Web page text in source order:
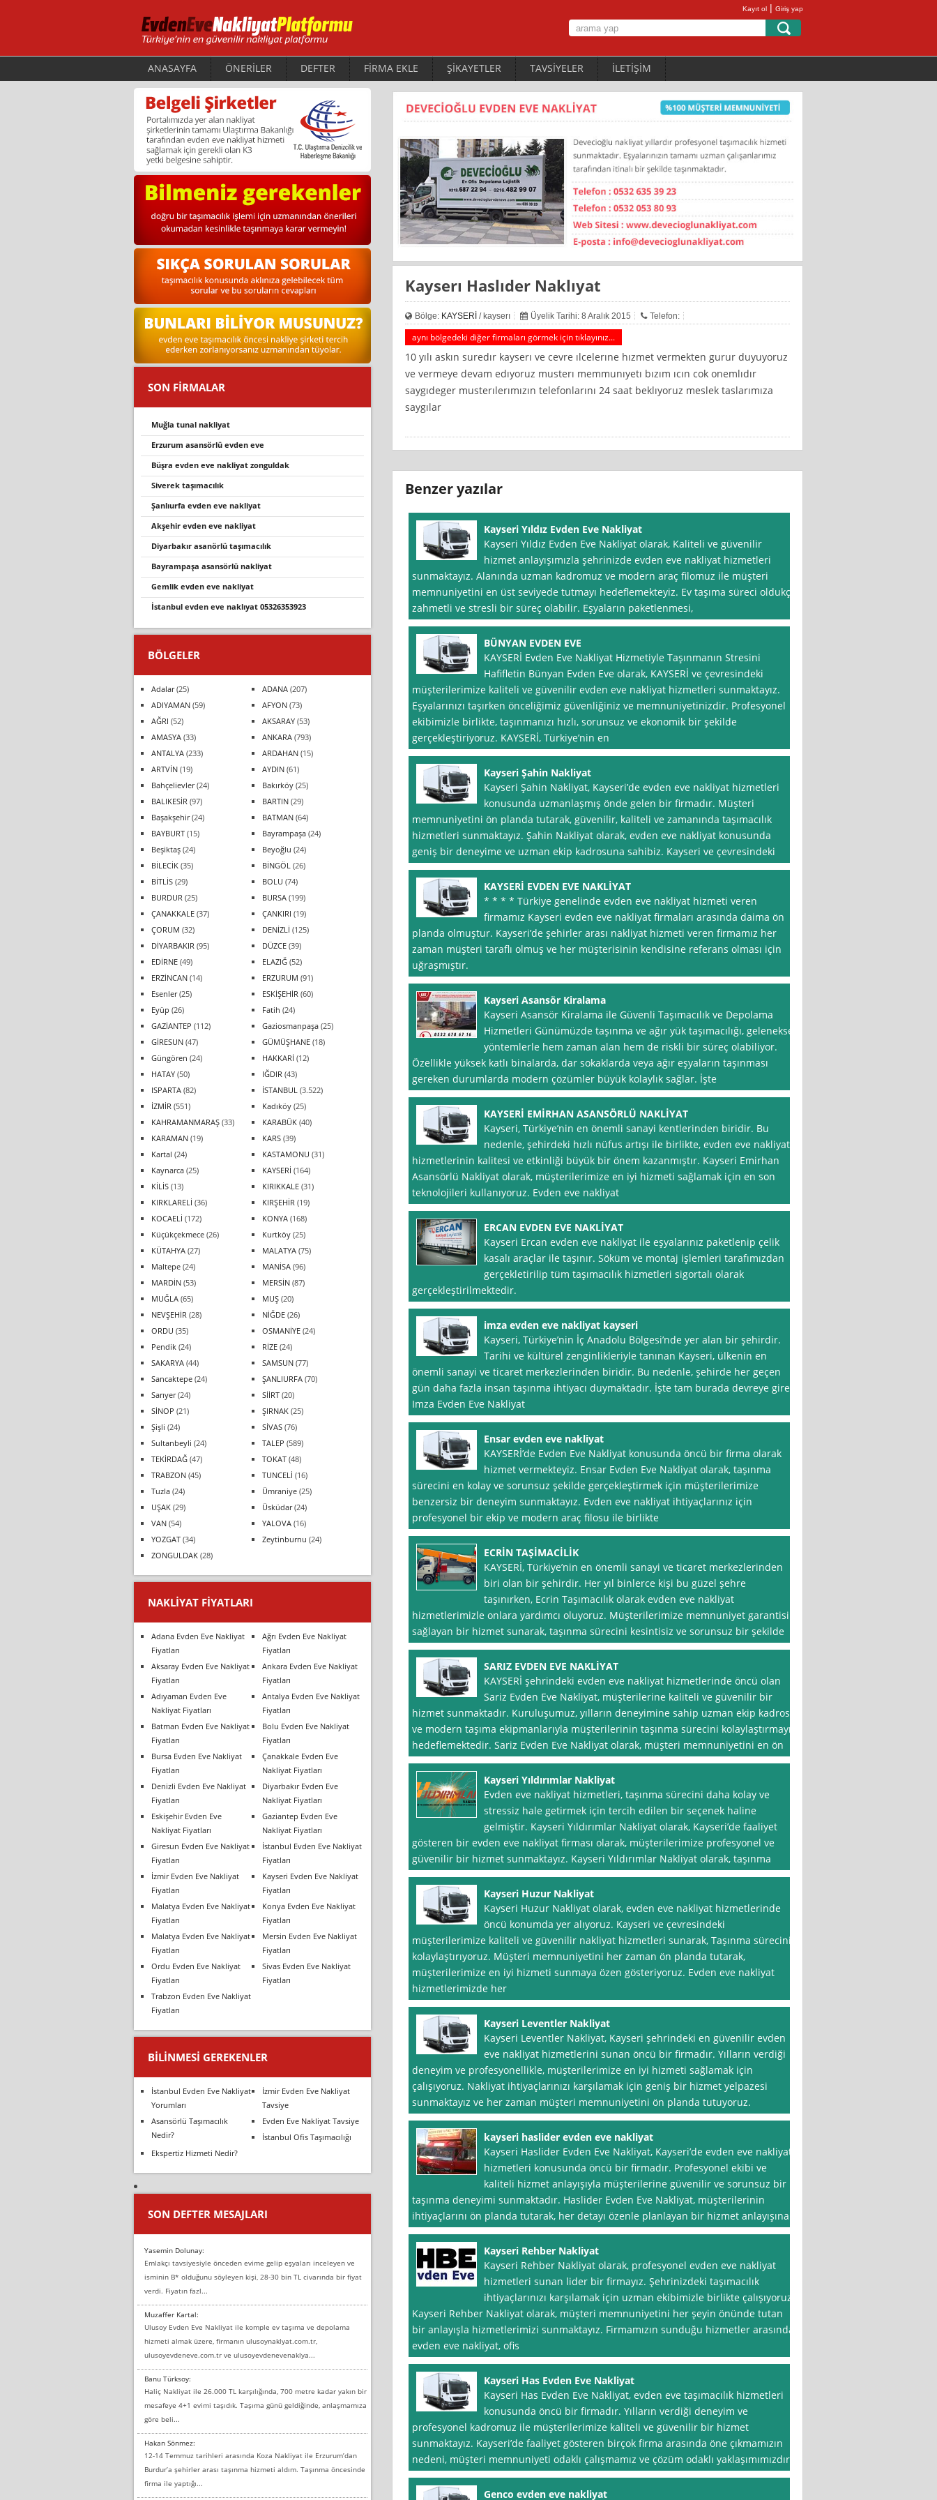
Kayıt ol | Giriş yap
ANASAYFA ÖNERİLER DEFTER FİRMA EKLE ŞİKAYETLER TAVSİYELER İLETİŞİM
Kayserı Haslıder Naklıyat
Bölge: KAYSERİ / kayserı Üyelik Tarihi: 8 Aralık 2015 Telefon:
aynı bölgedeki diğer firmaları görmek için tıklayınız...
10 yılı askın suredır kayserı ve cevre ılcelerıne hızmet vermekten gurur duyuyoruz
ve vermeye devam edıyoruz musterı memmunıyetı bızım ıcın cok onemlıdır
saygıdeger musterılerımızın telefonlarını 24 saat beklıyoruz meslek taslarımıza
saygılar
Benzer yazılar
Kayseri Yıldız Evden Eve Nakliyat
Kayseri Yıldız Evden Eve Nakliyat olarak, Kaliteli ve güvenilir
hizmet anlayışımızla şehrinizde evden eve nakliyat hizmetleri
sunmaktayız. Alanında uzman kadromuz ve modern araç filomuz ile müşteri
memnuniyetini en üst seviyede tutmayı hedeflemekteyiz. Ev taşıma süreci oldukça
zahmetli ve stresli bir süreç olabilir. Eşyaların paketlenmesi,
BÜNYAN EVDEN EVE
KAYSERİ Evden Eve Nakliyat Hizmetiyle Taşınmanın Stresini
Hafifletin Bünyan Evden Eve olarak, KAYSERİ ve çevresindeki
müşterilerimize kaliteli ve güvenilir evden eve nakliyat hizmetleri sunmaktayız.
Eşyalarınızı taşırken önceliğimiz güvenliğiniz ve memnuniyetinizdir. Profesyonel
ekibimizle birlikte, taşınmanızı hızlı, sorunsuz ve ekonomik bir şekilde
gerçekleştiriyoruz. KAYSERİ, Türkiye’nin en
Kayseri Şahin Nakliyat
Kayseri Şahin Nakliyat, Kayseri’de evden eve nakliyat hizmetleri
konusunda uzmanlaşmış önde gelen bir firmadır. Müşteri
memnuniyetini ön planda tutarak, güvenilir, kaliteli ve zamanında taşımacılık
hizmetleri sunmaktayız. Şahin Nakliyat olarak, evden eve nakliyat konusunda
geniş bir deneyime ve uzman ekip kadrosuna sahibiz. Kayseri ve çevresindeki
KAYSERİ EVDEN EVE NAKLİYAT
* * * * Türkiye genelinde evden eve nakliyat hizmeti veren
firmamız Kayseri evden eve nakliyat firmaları arasında daima ön
planda olmuştur. Kayseri’de şehirler arası nakliyat hizmeti veren firmamız her
zaman müşteri taraflı olmuş ve her müşterisinin kendisine referans olması için
uğraşmıştır.
Kayseri Asansör Kiralama
Kayseri Asansör Kiralama ile Güvenli Taşımacılık ve Depolama
Hizmetleri Günümüzde taşınma ve ağır yük taşımacılığı, geleneksel
yöntemlerle hem zaman alan hem de riskli bir süreç olabiliyor.
Özellikle yüksek katlı binalarda, dar sokaklarda veya ağır eşyaların taşınması
gereken durumlarda modern çözümler büyük kolaylık sağlar. İşte
KAYSERİ EMİRHAN ASANSÖRLÜ NAKLİYAT
Kayseri, Türkiye’nin en önemli sanayi kentlerinden biridir. Bu
nedenle, şehirdeki hızlı nüfus artışı ile birlikte, evden eve nakliyat
hizmetlerinin kalitesi ve etkinliği büyük bir önem kazanmıştır. Kayseri Emirhan
Asansörlü Nakliyat olarak, müşterilerimize en iyi hizmeti sağlamak için en son
teknolojileri kullanıyoruz. Evden eve nakliyat
ERCAN EVDEN EVE NAKLİYAT
Kayseri Ercan evden eve nakliyat ile eşyalarınız paketlenip çelik
kasalı araçlar ile taşınır. Söküm ve montaj işlemleri tarafımızdan
gerçekletirilip tüm taşımacılık hizmetleri sigortalı olarak
gerçekleştirilmektedir.
imza evden eve nakliyat kayseri
Kayseri, Türkiye’nin İç Anadolu Bölgesi’nde yer alan bir şehirdir.
Tarihi ve kültürel zenginlikleriyle tanınan Kayseri, ülkenin en
önemli sanayi ve ticaret merkezlerinden biridir. Bu nedenle, şehirde her geçen
gün daha fazla insan taşınma ihtiyacı duymaktadır. İşte tam burada devreye giren
Imza Evden Eve Nakliyat
Ensar evden eve nakliyat
KAYSERİ’de Evden Eve Nakliyat konusunda öncü bir firma olarak
hizmet vermekteyiz. Ensar Evden Eve Nakliyat olarak, taşınma
sürecini en kolay ve sorunsuz şekilde gerçekleştirmek için müşterilerimize
benzersiz bir deneyim sunmaktayız. Evden eve nakliyat ihtiyaçlarınız için
profesyonel bir ekip ve modern araç filosu ile birlikte
ECRİN TAŞİMACİLİK
KAYSERİ, Türkiye’nin en önemli sanayi ve ticaret merkezlerinden
biri olan bir şehirdir. Her yıl binlerce kişi bu güzel şehre
taşınırken, Ecrin Taşımacılık olarak evden eve nakliyat
hizmetlerimizle onlara yardımcı oluyoruz. Müşterilerimize memnuniyet garantisi
sağlayan bir hizmet sunarak, taşınma sürecini kesintisiz ve sorunsuz bir şekilde
SARIZ EVDEN EVE NAKLİYAT
KAYSERİ şehrindeki evden eve nakliyat hizmetlerinde öncü olan
Sariz Evden Eve Nakliyat, müşterilerine kaliteli ve güvenilir bir
hizmet sunmaktadır. Kuruluşumuz, yılların deneyimine sahip uzman ekip kadrosu
ve modern taşıma ekipmanlarıyla müşterilerinin taşınma sürecini kolaylaştırmayı
hedeflemektedir. Sariz Evden Eve Nakliyat olarak, müşteri memnuniyetini en ön
Kayseri Yıldırımlar Nakliyat
Evden eve nakliyat hizmetleri, taşınma sürecini daha kolay ve
stressiz hale getirmek için tercih edilen bir seçenek haline
gelmiştir. Kayseri Yıldırımlar Nakliyat olarak, Kayseri’de faaliyet
gösteren bir evden eve nakliyat firması olarak, müşterilerimize profesyonel ve
güvenilir bir hizmet sunmaktayız. Kayseri Yıldırımlar Nakliyat olarak, taşınma
Kayseri Huzur Nakliyat
Kayseri Huzur Nakliyat olarak, evden eve nakliyat hizmetlerinde
öncü konumda yer alıyoruz. Kayseri ve çevresindeki
müşterilerimize kaliteli ve güvenilir nakliyat hizmetleri sunarak, Taşınma sürecini
kolaylaştırıyoruz. Müşteri memnuniyetini her zaman ön planda tutarak,
müşterilerimize en iyi hizmeti sunmaya özen gösteriyoruz. Evden eve nakliyat
hizmetlerimizde her
Kayseri Leventler Nakliyat
Kayseri Leventler Nakliyat, Kayseri şehrindeki en güvenilir evden
eve nakliyat hizmetlerini sunan öncü bir firmadır. Yılların verdiği
deneyim ve profesyonellikle, müşterilerimize en iyi hizmeti sağlamak için
çalışıyoruz. Nakliyat ihtiyaçlarınızı karşılamak için geniş bir hizmet yelpazesi
sunmaktayız ve her zaman müşteri memnuniyetini ön planda tutuyoruz.
kayseri haslider evden eve nakliyat
Kayseri Haslider Evden Eve Nakliyat, Kayseri’de evden eve nakliyat
hizmetleri konusunda öncü bir firmadır. Profesyonel ekibi ve
kaliteli hizmet anlayışıyla müşterilerine güvenilir ve sorunsuz bir
taşınma deneyimi sunmaktadır. Haslider Evden Eve Nakliyat, müşterilerinin
ihtiyaçlarını ön planda tutarak, her detayı özenle planlayan bir hizmet anlayışına
Kayseri Rehber Nakliyat
Kayseri Rehber Nakliyat olarak, profesyonel evden eve nakliyat
hizmetleri sunan lider bir firmayız. Şehrinizdeki taşımacılık
ihtiyaçlarınızı karşılamak için uzman ekibimizle birlikte çalışıyoruz.
Kayseri Rehber Nakliyat olarak, müşteri memnuniyetini her şeyin önünde tutan
bir anlayışla hizmetlerimizi sunmaktayız. Firmamızın sunduğu hizmetler arasında,
evden eve nakliyat, ofis
Kayseri Has Evden Eve Nakliyat
Kayseri Has Evden Eve Nakliyat, evden eve taşımacılık hizmetleri
konusunda öncü bir firmadır. Yılların verdiği deneyim ve
profesyonel kadromuz ile müşterilerimize kaliteli ve güvenilir bir hizmet
sunmaktayız. Kayseri’de faaliyet gösteren birçok firma arasında öne çıkmamızın
nedeni, müşteri memnuniyeti odaklı çalışmamız ve çözüm odaklı yaklaşımımızdır.
Genco evden eve nakliyat
SON FİRMALAR
muğla tunal nakliyat
erzurum asansörlü evden eve
büşra evden eve nakliyat zonguldak
si̇verek taşimacilik
şanlıurfa evden eve nakliyat
akşehir evden eve nakliyat
diyarbakır asanörlü taşımacılık
bayrampaşa asansörlü nakliyat
gemli̇k evden eve nakli̇yat
i̇stanbul evden eve nakliyat 05326353923
BÖLGELER
Adalar(25) ADANA (207)
ADIYAMAN (59) AFYON (73)
AĞRI (52) AKSARAY (53)
AMASYA (33) ANKARA (793)
ANTALYA (233) ARDAHAN (15)
ARTVİN (19) AYDIN (61)
Bahçelievler(24) Bakırköy (25)
BALIKESİR (97) BARTIN (29)
Başakşehir(24) BATMAN (64)
BAYBURT (15) Bayrampaşa (24)
Beşiktaş (24) Beyoğlu (24)
BİLECİK (35) BİNGÖL (26)
BİTLİS (29) BOLU (74)
BURDUR (25) BURSA (199)
ÇANAKKALE (37) ÇANKIRI (19)
ÇORUM (32) DENİZLİ (125)
DİYARBAKIR (95) DÜZCE (39)
EDİRNE (49) ELAZIĞ (52)
ERZİNCAN (14) ERZURUM (91)
Esenler(25) ESKİŞEHİR (60)
Eyüp (26) Fatih (24)
GAZİANTEP (112) Gaziosmanpaşa (25)
GİRESUN (47) GÜMÜŞHANE (18)
Güngören (24) HAKKARİ (12)
HATAY (50) IĞDIR (43)
ISPARTA (82) İSTANBUL (3.522)
İZMİR (551) Kadıköy (25)
KAHRAMANMARAŞ (33) KARABÜK (40)
KARAMAN (19) KARS (39)
Kartal (24) KASTAMONU (31)
Kaynarca (25) KAYSERİ (164)
KİLİS (13) KIRIKKALE (31)
KIRKLARELİ (36) KIRŞEHİR (19)
KOCAELİ (172) KONYA (168)
Küçükçekmece (26) Kurtköy (25)
KÜTAHYA (27) MALATYA (75)
Maltepe (24) MANİSA (96)
MARDİN (53) MERSİN (87)
MUĞLA (65) MUŞ (20)
NEVŞEHİR (28) NİĞDE (26)
ORDU (35) OSMANİYE (24)
Pendik (24) RİZE (24)
SAKARYA (44) SAMSUN (77)
Sancaktepe (24) ŞANLIURFA (70)
Sarıyer(24) SİİRT (20)
SİNOP (21) ŞIRNAK (25)
Şişli (24) SİVAS (76)
Sultanbeyli (24) TALEP (589)
TEKİRDAĞ (47) TOKAT (48)
TRABZON (45) TUNCELİ (16)
Tuzla (24) Ümraniye (25)
UŞAK (29) Üsküdar(24)
VAN (54) YALOVA (16)
YOZGAT (34) Zeytinburnu (24)
ZONGULDAK (28)
NAKLIYAT FIYATLARI
Adana Evden Eve Nakliyat
Fiyatları
Ağrı Evden Eve Nakliyat
Fiyatları
Aksaray Evden Eve Nakliyat
Fiyatları
Ankara Evden Eve Nakliyat
Fiyatları
Adıyaman Evden Eve
Nakliyat Fiyatları
Antalya Evden Eve Nakliyat
Fiyatları
Batman Evden Eve Nakliyat
Fiyatları
Bolu Evden Eve Nakliyat
Fiyatları
Bursa Evden Eve Nakliyat
Fiyatları
Çanakkale Evden Eve
Nakliyat Fiyatları
Denizli Evden Eve Nakliyat
Fiyatları
Diyarbakır Evden Eve
Nakliyat Fiyatları
Eskişehir Evden Eve
Nakliyat Fiyatları
Gaziantep Evden Eve
Nakliyat Fiyatları
Giresun Evden Eve Nakliyat
Fiyatları
İstanbul Evden Eve Nakliyat
Fiyatları
İzmir Evden Eve Nakliyat
Fiyatları
Kayseri Evden Eve Nakliyat
Fiyatları
Malatya Evden Eve Nakliyat
Fiyatları
Konya Evden Eve Nakliyat
Fiyatları
Malatya Evden Eve Nakliyat
Fiyatları
Mersin Evden Eve Nakliyat
Fiyatları
Ordu Evden Eve Nakliyat
Fiyatları
Sivas Evden Eve Nakliyat
Fiyatları
Trabzon Evden Eve Nakliyat
Fiyatları
BILINMESI GEREKENLER
İstanbul Evden Eve Nakliyat
Yorumları
İzmir Evden Eve Nakliyat
Tavsiye
Asansörlü Taşımacılık
Nedir?
Evden Eve Nakliyat Tavsiye
İstanbul Ofis Taşımacılığı
Ekspertiz Hizmeti Nedir?
SON DEFTER MESAJLARI
Yasemin Dolunay:
Emlakçı tavsiyesiyle önceden evime gelip eşyaları inceleyen ve
isminin B* olduğunu söyleyen kişi, 28-30 bin TL civarında bir fiyat
verdi. Fiyatın fazl...
Muzaffer Kartal:
Ulusoy Evden Eve Nakliyat ile komple ev taşıma ve depolama
hizmeti almak üzere, firmanın ulusoynaklyat.com.tr,
ulusoyevdeneve.com.tr ve ulusoyevdenevenaklya...
Banu Türksoy:
Haliç Nakliyat ile 26.000 TL karşılığında, 700 metre kadar yakın bir
mesafeye 4+1 evimi taşıdık. Taşıma günü geldiğinde, anlaşmamıza
göre beli...
Hakan Sönmez:
12-14 Temmuz tarihleri arasında Koza Nakliyat ile Erzurum’dan
Burdur’a şehirler arası taşınma hizmeti aldım. Taşınma öncesinde
firma ile yaptığı...